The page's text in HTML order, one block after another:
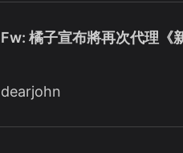
Fw: 橘子宣布將再次代理《
dearjohn